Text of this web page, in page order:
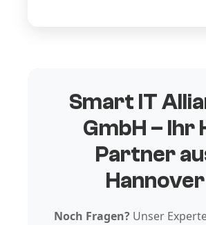
Smart IT
GmbH – Ihr
Partner
Hannover
Noch Fragen?Unser